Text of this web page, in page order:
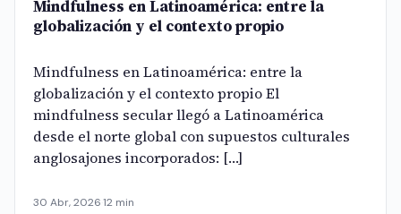
Mindfulness en Latinoamérica: entre la
globalización y el contexto propio
Mindfulness en Latinoamérica: entre la
globalización y el contexto propio El
mindfulness secular llegó a Latinoamérica
desde el norte global con supuestos culturales
anglosajones incorporados: […]
30 Abr, 202612 min